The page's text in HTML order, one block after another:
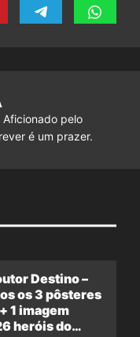
Aficionado pelo
é um prazer.
Destino –
os 3 pôsteres
1 imagem
heróis do